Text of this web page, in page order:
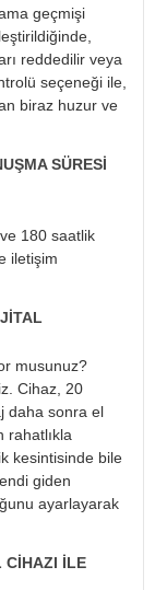
geçmişi
reddedilir veya
seçeneği ile,
biraz huzur ve
SÜRESI
180 saatlik
iletişim
musunuz?
Cihaz, 20
daha sonra el
rahatlıkla
kesintisinde bile
giden
ayarlayarak
CIHAZI ILE